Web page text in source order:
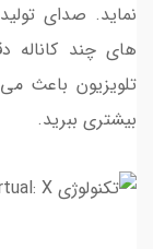
نماید. صدای
های چند کاناله
تلویزیون باعث
بیشتری ببرید.